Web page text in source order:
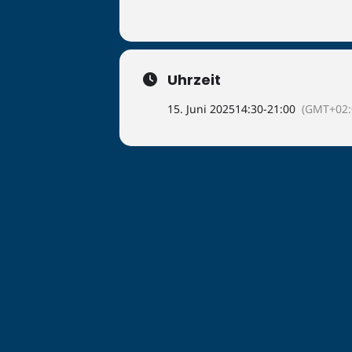
Uhrzeit
15. Juni 202514:30-21:00